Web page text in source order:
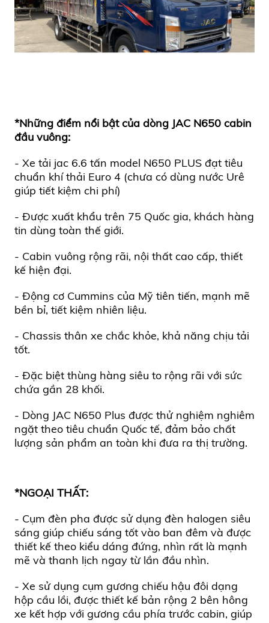
*Những điểm nổi bật của dòng JAC N650 cabin
đầu vuông:
- Xe tải jac 6.6 tấn model N650 PLUS đạt tiêu
chuẩn khí thải Euro 4 (chưa có dùng nước Urê
giúp tiết kiệm chi phí)
- Được xuất khẩu trên 75 Quốc gia, khách hàng
tin dùng toàn thế giới.
- Cabin vuông rộng rãi, nội thất cao cấp, thiết
kế hiện đại.
- Động cơ Cummins của Mỹ tiên tiến, mạnh mẽ
bền bỉ, tiết kiệm nhiên liệu.
- Chassis thân xe chắc khỏe, khả năng chịu tải
tốt.
- Đặc biệt thùng hàng siêu to rộng rãi với sức
chứa gần 28 khối.
- Dòng JAC N650 Plus được thử nghiệm nghiêm
ngặt theo tiêu chuẩn Quốc tế, đảm bảo chất
lượng sản phẩm an toàn khi đưa ra thị trường.
*NGOẠI THẤT:
- Cụm đèn pha được sử dụng đèn halogen siêu
sáng giúp chiếu sáng tốt vào ban đêm và được
thiết kế theo kiểu dáng đứng, nhìn rất là mạnh
mẽ và thanh lịch ngay từ lần đầu nhìn.
- Xe sử dụng cụm gương chiếu hậu đôi dạng
hộp cầu lồi, được thiết kế bản rộng 2 bên hông
xe kết hợp với gương cầu phía trước cabin, giúp